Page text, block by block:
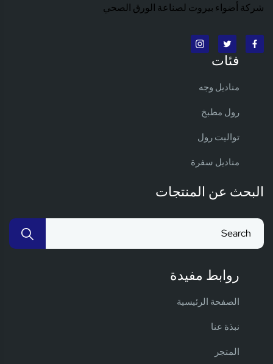
شركة أضواء بيروت لصناعة الورق الصحي
فئات
مناديل وجه
رول مطبخ
تواليت رول
مناديل سفرة
البحث عن المنتجات
روابط مفيدة
الصفحة الرئيسية
نبذة عنا
المتجر